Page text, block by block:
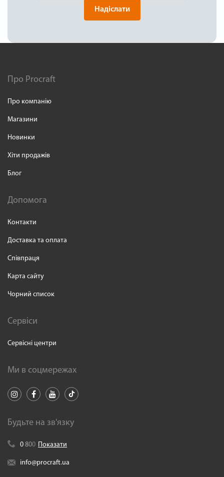
Надіслати
Про Procraft
Про компанію
Магазини
Новинки
Хіти продажів
Блог
Допомога
Контакти
Доставка та оплата
Співпраця
Карта сайту
Чорний список
Сервіси
Сервісні центри
Ми в соцмережах
Будьте на зв'язку
0 800 Показати
info@procraft.ua